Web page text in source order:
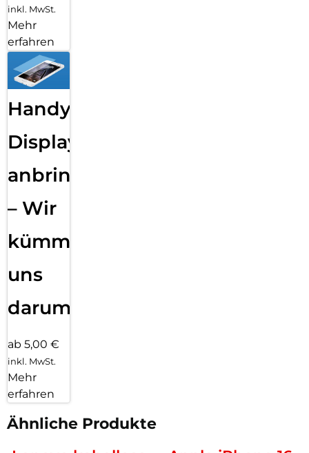
inkl. MwSt.
Mehr
erfahren
Handy
Displayfolie
anbringen
– Wir
kümmern
uns
darum!
ab 5,00 €
inkl. MwSt.
Mehr
erfahren
Ähnliche Produkte